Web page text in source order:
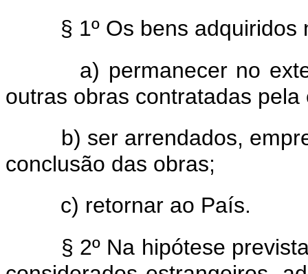
§ 1º Os bens
a) permanecer no
outras obras contratadas pela
b) ser arrendados,
conclusão das obras;
c) retornar ao País.
§ 2º Na hipótese